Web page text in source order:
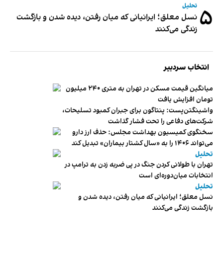
۵ تحلیل
نسل معلق؛ ایرانیانی که میان رفتن، دیده شدن و بازگشت
زندگی می‌کنند
انتخاب سردبیر
میانگین قیمت مسکن در تهران به متری ۲۴۰ میلیون
تومان افزایش یافت
واشینگتن‌پست: پنتاگون برای جبران کمبود تسلیحات،
شرکت‌های دفاعی را تحت فشار گذاشت
سخنگوی کمیسیون بهداشت مجلس: حذف ارز دارو
می‌تواند ۱۴۰۶ را به «سال کشتار بیماران» تبدیل کند
تحلیل
تهران با طولانی کردن جنگ در پی ضربه زدن به ترامپ در
انتخابات میان‌دوره‌ای است
تحلیل
نسل معلق؛ ایرانیانی که میان رفتن، دیده شدن و
بازگشت زندگی می‌کنند